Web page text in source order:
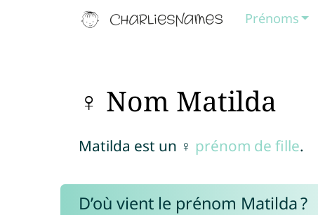
Prénoms
♀ Nom Matilda
Matilda est un ♀ prénom de fille.
D’où vient le prénom Matilda ?